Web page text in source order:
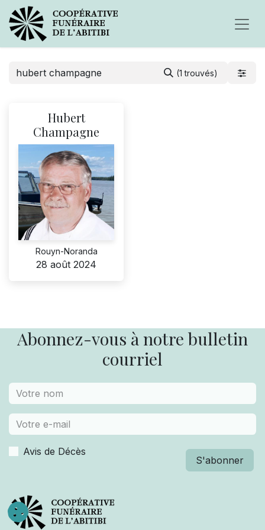
(1 trouvés)
Hubert
Champagne
Rouyn-Noranda
28 août 2024
Abonnez-vous à notre bulletin
courriel
Avis de Décès
S'abonner